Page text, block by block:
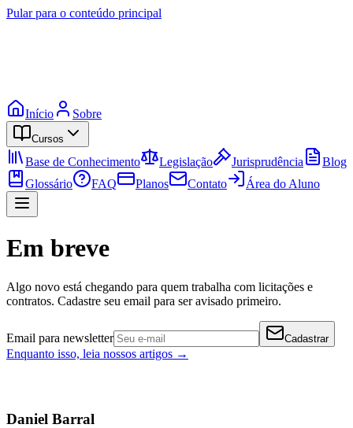
Pular para o conteúdo principal
Início Sobre
Cursos
Base de Conhecimento Legislação Jurisprudência
Blog
Glossário
FAQ Planos Contato Área do Aluno
Em breve
Algo novo está chegando para quem trabalha com licitações e
contratos. Cadastre seu email para ser avisado primeiro.
Email para newsletter Cadastrar
Enquanto isso, leia nossos artigos →
Daniel Barral